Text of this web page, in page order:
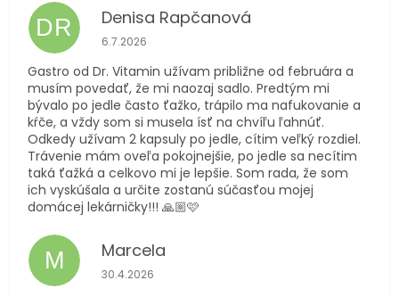
DR Denisa Rapčanová
Hodnotenie obchodu je 5 z 5 hviezdičiek.
6.7.2026
Gastro od Dr. Vitamin užívam približne od februára a
musím povedať, že mi naozaj sadlo. Predtým mi
bývalo po jedle často ťažko, trápilo ma nafukovanie a
kŕče, a vždy som si musela ísť na chvíľu ľahnúť.
Odkedy užívam 2 kapsuly po jedle, cítim veľký rozdiel.
Trávenie mám oveľa pokojnejšie, po jedle sa necítim
taká ťažká a celkovo mi je lepšie. Som rada, že som
ich vyskúšala a určite zostanú súčasťou mojej
domácej lekárničky!!! 🙏🏼🩷
M Marcela
Hodnotenie obchodu je 5 z 5 hviezdičiek.
30.4.2026